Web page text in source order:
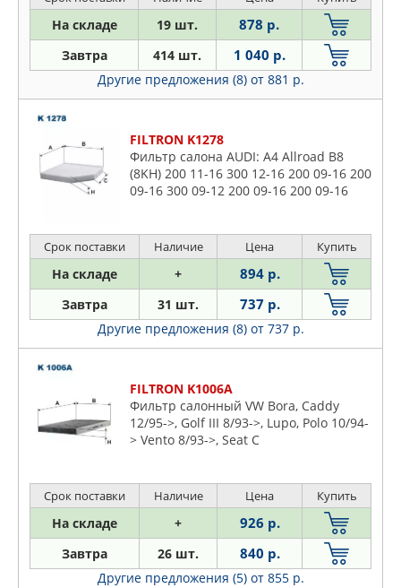
На складе 19 шт. 878 р.
Завтра 414 шт. 1 040 р.
Другие предложения (8) от 881 р.
FILTRON K1278
Фильтр салона AUDI: A4 Allroad B8
(8KH) 200 11-16 300 12-16 200 09-16 200
09-16 300 09-12 200 09-16 200 09-16
Срок поставки Наличие Цена Купить
На складе + 894 р.
Завтра 31 шт. 737 р.
Другие предложения (8) от 737 р.
FILTRON K1006A
Фильтр салонный VW Bora, Caddy
12/95->, Golf III 8/93->, Lupo, Polo 10/94-
> Vento 8/93->, Seat C
Срок поставки Наличие Цена Купить
На складе + 926 р.
Завтра 26 шт. 840 р.
Другие предложения (5) от 855 р.